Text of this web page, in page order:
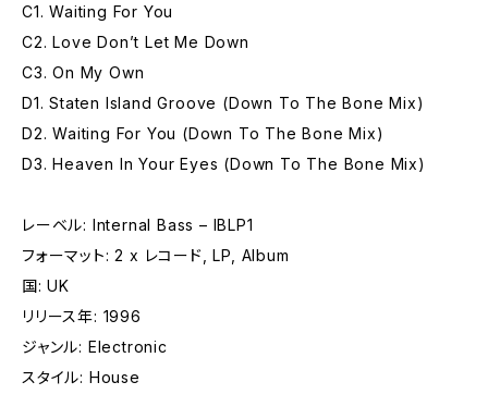
C1. Waiting For You
C2. Love Don’t Let Me Down
C3. On My Own
D1. Staten Island Groove (Down To The Bone Mix)
D2. Waiting For You (Down To The Bone Mix)
D3. Heaven In Your Eyes (Down To The Bone Mix)
レーベル: Internal Bass – IBLP1
フォーマット: 2 x レコード, LP, Album
国: UK
リリース年: 1996
ジャンル: Electronic
スタイル: House